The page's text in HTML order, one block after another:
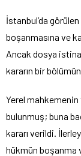
İstanbul’da
boşanmasına ve
Ancak dosya
kararın bir
Yerel
bulunmuş; buna
kararı verildi.
hükmün boşanma